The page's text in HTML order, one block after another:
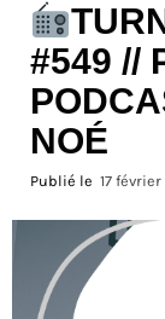
#549 //
NOÉ
Publié le 17